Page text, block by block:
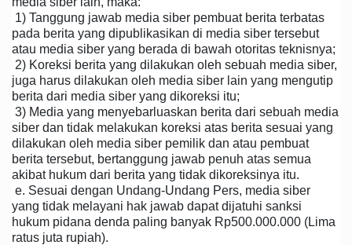
1) Tanggung jawab media siber pembuat berita terbatas
pada berita yang dipublikasikan di media siber tersebut
atau media siber yang berada di bawah otoritas teknisnya;
2) Koreksi berita yang dilakukan oleh sebuah media siber,
juga harus dilakukan oleh media siber lain yang mengutip
berita dari media siber yang dikoreksi itu;
3) Media yang menyebarluaskan berita dari sebuah media
siber dan tidak melakukan koreksi atas berita sesuai yang
dilakukan oleh media siber pemilik dan atau pembuat
berita tersebut, bertanggung jawab penuh atas semua
akibat hukum dari berita yang tidak dikoreksinya itu.
e. Sesuai dengan Undang-Undang Pers, media siber
yang tidak melayani hak jawab dapat dijatuhi sanksi
hukum pidana denda paling banyak Rp500.000.000 (Lima
ratus juta rupiah).